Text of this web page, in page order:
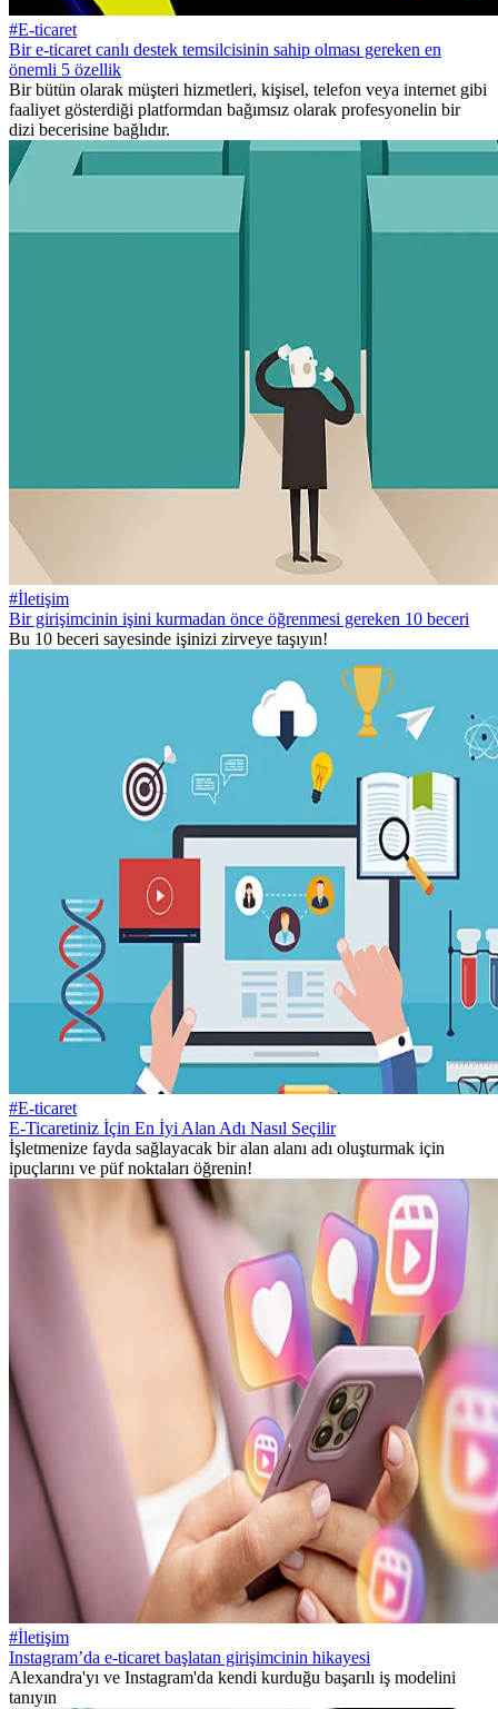
#E-ticaret
Bir e-ticaret canlı destek temsilcisinin sahip olması gereken en
önemli 5 özellik
Bir bütün olarak müşteri hizmetleri, kişisel, telefon veya internet gibi
faaliyet gösterdiği platformdan bağımsız olarak profesyonelin bir
dizi becerisine bağlıdır.
#İletişim
Bir girişimcinin işini kurmadan önce öğrenmesi gereken 10 beceri
Bu 10 beceri sayesinde işinizi zirveye taşıyın!
#E-ticaret
E-Ticaretiniz İçin En İyi Alan Adı Nasıl Seçilir
İşletmenize fayda sağlayacak bir alan alanı adı oluşturmak için
ipuçlarını ve püf noktaları öğrenin!
#İletişim
Instagram’da e-ticaret başlatan girişimcinin hikayesi
Alexandra'yı ve Instagram'da kendi kurduğu başarılı iş modelini
tanıyın